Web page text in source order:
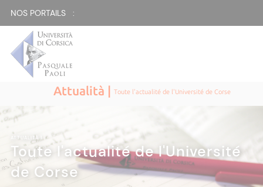
NOS PORTAILS :
Attualità |Toute l'actualité de l'Université de Corse
ATTUALITÀ|
Toute l'actualité de l'Université
de Corse